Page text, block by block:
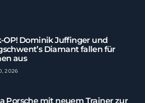
OP! Dominik Juffinger und
Diamant fallen für
aus
2026
Porsche mit neuem Trainer zur